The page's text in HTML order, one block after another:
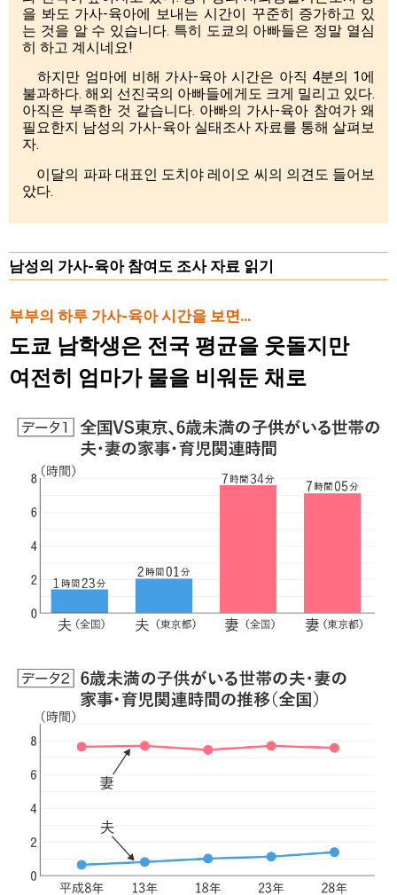
을 봐도 가사-육아에 보내는 시간이 꾸준히 증가하고 있
는 것을 알 수 있습니다. 특히 도쿄의 아빠들은 정말 열심
히 하고 계시네요!
하지만 엄마에 비해 가사-육아 시간은 아직 4분의 1에
불과하다. 해외 선진국의 아빠들에게도 크게 밀리고 있다.
아직은 부족한 것 같습니다. 아빠의 가사-육아 참여가 왜
필요한지 남성의 가사-육아 실태조사 자료를 통해 살펴보
자.
이달의 파파 대표인 도치야 레이오 씨의 의견도 들어보
았다.
남성의 가사-육아 참여도 조사 자료 읽기
부부의 하루 가사-육아 시간을 보면…
도쿄 남학생은 전국 평균을 웃돌지만
여전히 엄마가 물을 비워둔 채로